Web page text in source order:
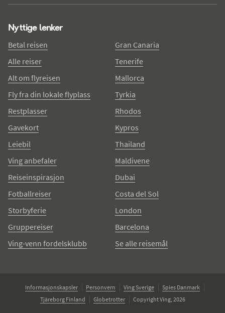
Nyttige lenker
Betal reisen
Alle reiser
Alt om flyreisen
Fly fra din lokale flyplass
Restplasser
Gavekort
Leiebil
Ving anbefaler
Reiseinspirasjon
Fotballreiser
Storbyferie
Gruppereiser
Ving-venn fordelsklubb
Gran Canaria
Tenerife
Mallorca
Tyrkia
Rhodos
Kypros
Thailand
Maldivene
Dubai
Costa del Sol
London
Barcelona
Se alle reisemål
Informasjonskapsler Personvern Ving Sverige
Spies Danmark
Tjäreborg Finland
Globetrotter Copyright Ving, 2026